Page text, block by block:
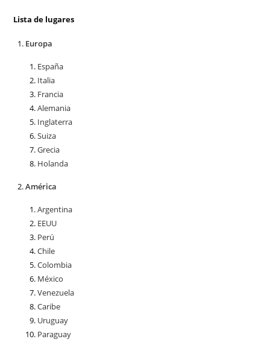
Lista de lugares
Europa
España
Italia
Francia
Alemania
Inglaterra
Suiza
Grecia
Holanda
América
Argentina
EEUU
Perú
Chile
Colombia
México
Venezuela
Caribe
Uruguay
Paraguay